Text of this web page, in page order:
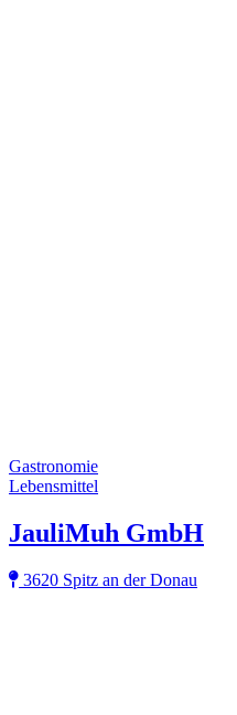
Gastronomie
Lebensmittel
JauliMuh GmbH
3620 Spitz an der Donau